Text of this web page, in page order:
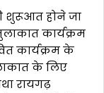
शुरूआत होने जा
कार्यक्रम
कार्यक्रम के
के लिए
रायगढ़